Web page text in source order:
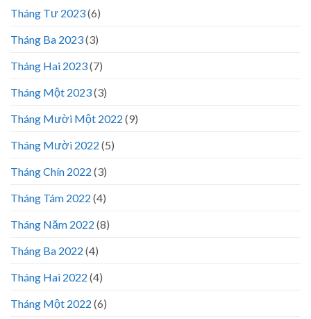
Tháng Tư 2023(6)
Tháng Ba 2023(3)
Tháng Hai 2023(7)
Tháng Một 2023(3)
Tháng Mười Một 2022 (9)
Tháng Mười 2022 (5)
Tháng Chín 2022 (3)
Tháng Tám 2022 (4)
Tháng Năm 2022 (8)
Tháng Ba 2022 (4)
Tháng Hai 2022 (4)
Tháng Một 2022 (6)